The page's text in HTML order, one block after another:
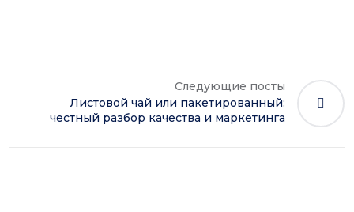
Следующие посты
Листовой чай или пакетированный:
честный разбор качества и маркетинга